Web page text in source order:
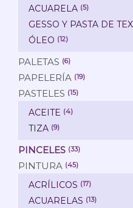
ACUARELA (5)
GESSO Y PASTA DE
ÓLEO (12)
PALETAS (6)
PAPELERÍA (19)
PASTELES (15)
ACEITE (4)
TIZA (9)
PINCELES (33)
PINTURA (45)
ACRÍLICOS (17)
ACUARELAS (13)